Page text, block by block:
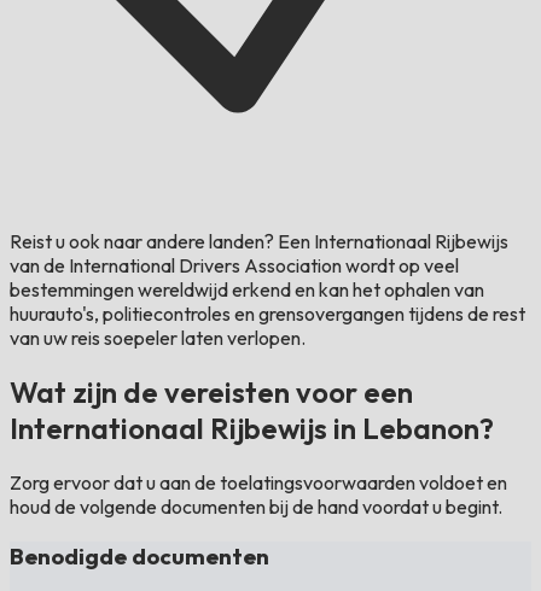
Reist u ook naar andere landen? Een Internationaal Rijbewijs
van de International Drivers Association wordt op veel
bestemmingen wereldwijd erkend en kan het ophalen van
huurauto's, politiecontroles en grensovergangen tijdens de rest
van uw reis soepeler laten verlopen.
Wat zijn de vereisten voor een
Internationaal Rijbewijs in Lebanon?
Zorg ervoor dat u aan de toelatingsvoorwaarden voldoet en
houd de volgende documenten bij de hand voordat u begint.
Benodigde documenten